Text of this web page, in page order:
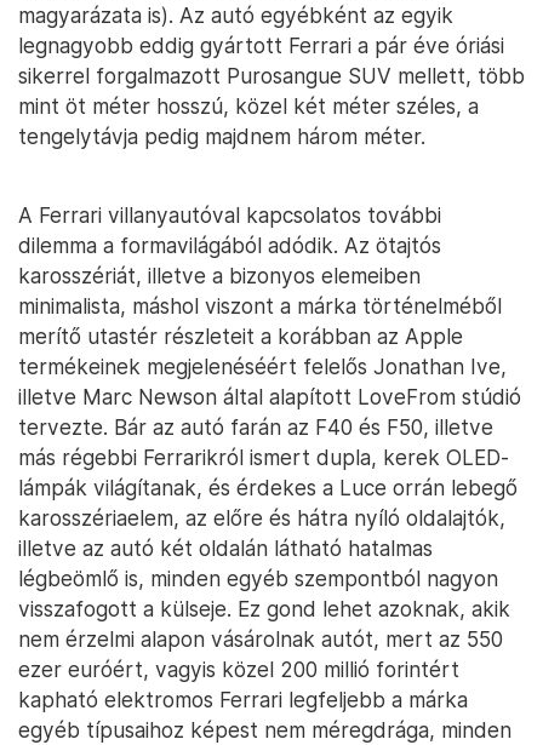
magyarázata is). Az autó egyébként az egyik
legnagyobb eddig gyártott Ferrari a pár éve óriási
sikerrel forgalmazott Purosangue SUV mellett, több
mint öt méter hosszú, közel két méter széles, a
tengelytávja pedig majdnem három méter.
A Ferrari villanyautóval kapcsolatos további
dilemma a formavilágából adódik. Az ötajtós
karosszériát, illetve a bizonyos elemeiben
minimalista, máshol viszont a márka történelméből
merítő utastér részleteit a korábban az Apple
termékeinek megjelenéséért felelős Jonathan Ive,
illetve Marc Newson által alapított LoveFrom stúdió
tervezte. Bár az autó farán az F40 és F50, illetve
más régebbi Ferrarikról ismert dupla, kerek OLED-
lámpák világítanak, és érdekes a Luce orrán lebegő
karosszériaelem, az előre és hátra nyíló oldalajtók,
illetve az autó két oldalán látható hatalmas
légbeömlő is, minden egyéb szempontból nagyon
visszafogott a külseje. Ez gond lehet azoknak, akik
nem érzelmi alapon vásárolnak autót, mert az 550
ezer euróért, vagyis közel 200 millió forintért
kapható elektromos Ferrari legfeljebb a márka
egyéb típusaihoz képest nem méregdrága, minden